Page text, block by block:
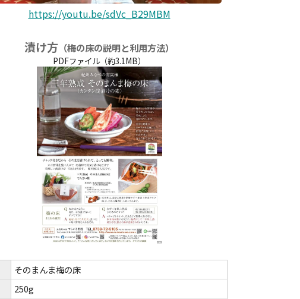
https://youtu.be/sdVc_B29MBM
漬け方 （梅の床の説明と利用方法）
PDFファイル（約3.1MB）
そのまんま梅の床
250g